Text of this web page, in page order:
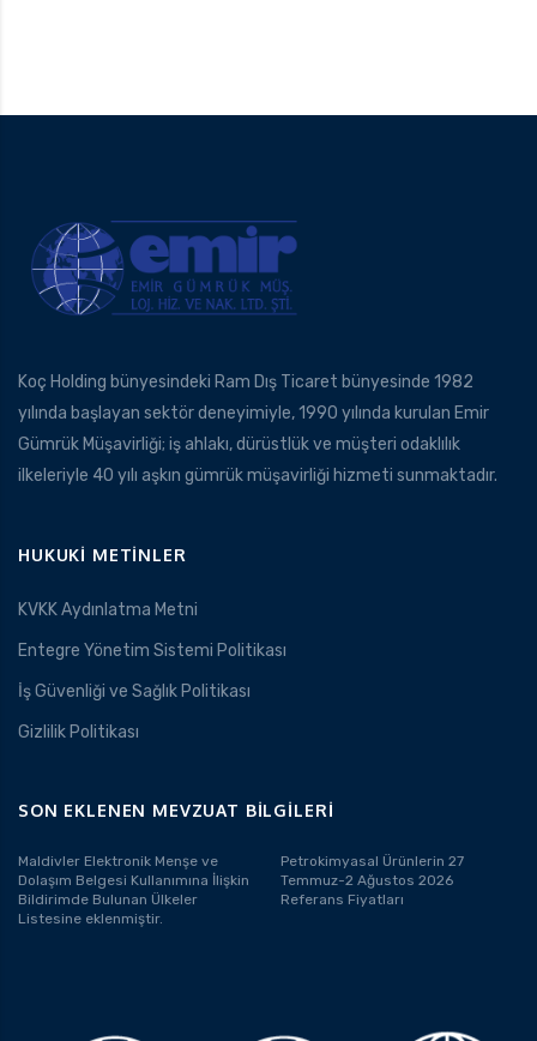
Koç Holding bünyesindeki Ram Dış Ticaret bünyesinde 1982
yılında başlayan sektör deneyimiyle, 1990 yılında kurulan Emir
Gümrük Müşavirliği; iş ahlakı, dürüstlük ve müşteri odaklılık
ilkeleriyle 40 yılı aşkın gümrük müşavirliği hizmeti sunmaktadır.
HUKUKI METINLER
KVKK Aydınlatma Metni
Entegre Yönetim Sistemi Politikası
İş Güvenliği ve Sağlık Politikası
Gizlilik Politikası
SON EKLENEN MEVZUAT BILGILERI
Maldivler Elektronik Menşe ve
Dolaşım Belgesi Kullanımına İlişkin
Bildirimde Bulunan Ülkeler
Listesine eklenmiştir.
Petrokimyasal Ürünlerin 27
Temmuz-2 Ağustos 2026
Referans Fiyatları